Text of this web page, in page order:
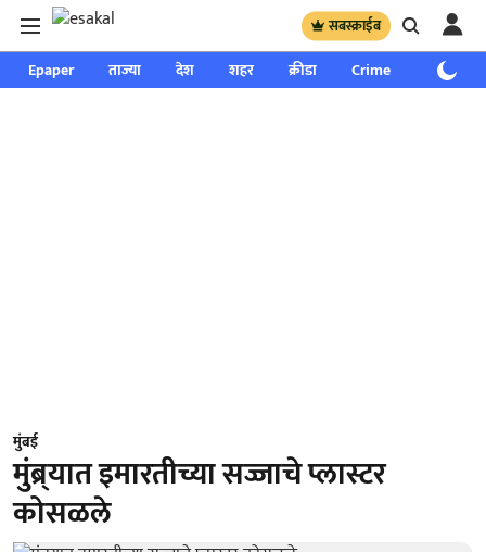
सबस्क्राईब
Epaper ताज्या देश शहर क्रीडा Crime साप्ताहिक
मुंबई
मुंब्र्यात इमारतीच्या सज्जाचे प्लास्टर
कोसळले